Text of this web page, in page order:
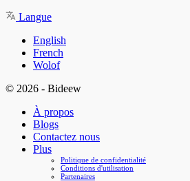
Langue
English
French
Wolof
© 2026 - Bideew
À propos
Blogs
Contactez nous
Plus
Politique de confidentialité
Conditions d'utilisation
Partenaires